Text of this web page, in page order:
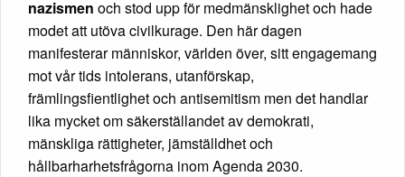
nazismen och stod upp för medmänsklighet och hade
modet att utöva civilkurage. Den här dagen
manifesterar människor, världen över, sitt engagemang
mot vår tids intolerans, utanförskap,
främlingsfientlighet och antisemitism men det handlar
lika mycket om säkerställandet av demokrati,
mänskliga rättigheter, jämställdhet och
hållbarharhetsfrågorna inom Agenda 2030.